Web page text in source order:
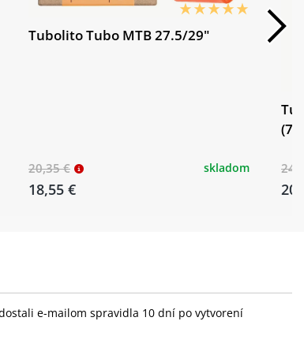
Tubolito Tubo MTB 27.5/29"
20,35 €
18,55 €
skladom
e-mailom spravidla 10 dní po vytvorení